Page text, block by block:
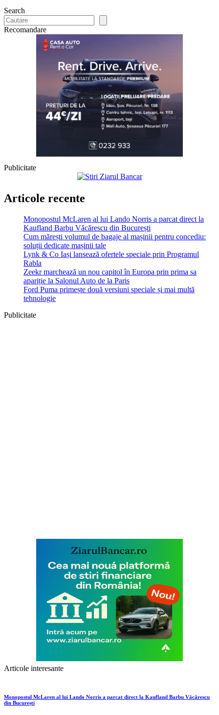
Search
Recomandare
Publicitate
Articole recente
Monopostul McLaren al lui Lando Norris a parcat direct la
Kaufland Barbu Văcărescu din București
Cum mărești volumul de bagaje al mașinii pentru concediu:
soluții dedicate mașinii tale
Lynk & Co Iași lansează ofertele speciale prin Programul
Rabla
Zeekr marchează un nou capitol în Europa prin prima sa
apariție la Salonul Auto de la Paris
Ford Puma primește două versiuni speciale și mai multă
tehnologie
Publicitate
Articole interesante
Monopostul McLaren al lui Lando Norris a parcat direct la Kaufland Barbu Văcărescu
din București